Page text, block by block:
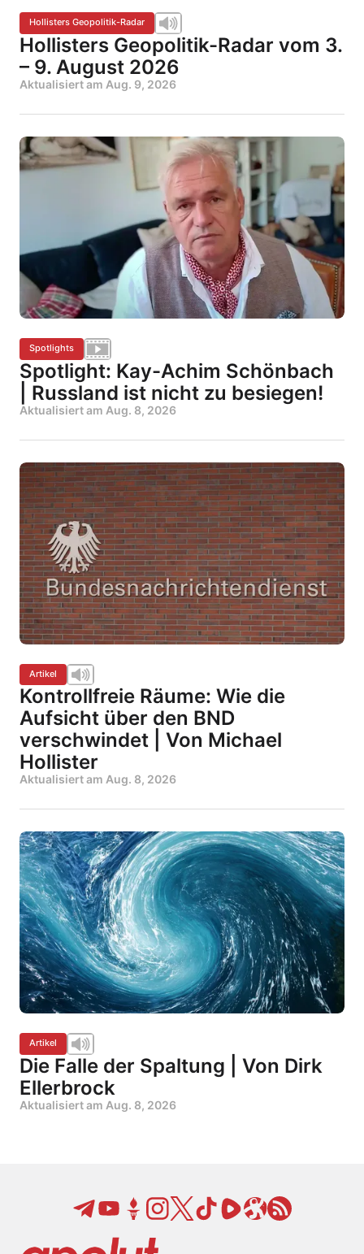
Hollisters Geopolitik-Radar
Hollisters Geopolitik-Radar vom 3.
– 9. August 2026
Aktualisiert am Aug. 9, 2026
Spotlights
Spotlight: Kay-Achim Schönbach
| Russland ist nicht zu besiegen!
Aktualisiert am Aug. 8, 2026
Artikel
Kontrollfreie Räume: Wie die
Aufsicht über den BND
verschwindet | Von Michael
Hollister
Aktualisiert am Aug. 8, 2026
Artikel
Die Falle der Spaltung | Von Dirk
Ellerbrock
Aktualisiert am Aug. 8, 2026